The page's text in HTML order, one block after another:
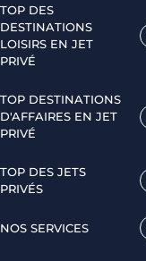
TOP DES
DESTINATIONS
LOISIRS EN JET
PRIVÉ
TOP DESTINATIONS
D'AFFAIRES EN JET
PRIVÉ
TOP DES JETS
PRIVÉS
NOS SERVICES